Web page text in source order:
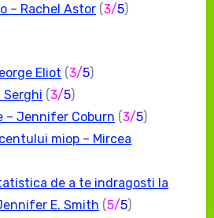
– Rachel Astor (3/5)
Eliot (3/5)
Serghi (3/5)
– Jennifer Coburn (3/5)
miop – Mircea
de a te indragosti la
E. Smith (5/5)